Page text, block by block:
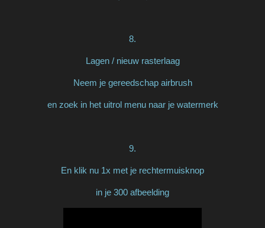
8.
Lagen / nieuw rasterlaag
Neem je gereedschap airbrush
en zoek in het uitrol menu naar je watermerk
9.
En klik nu 1x met je rechtermuisknop
in je 300 afbeelding